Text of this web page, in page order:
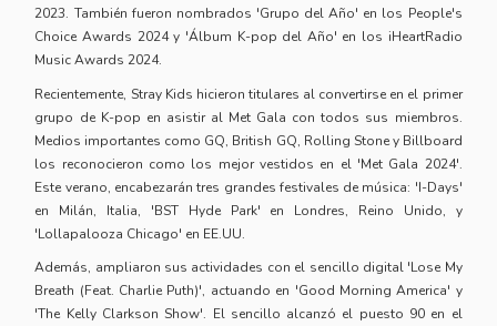
2023. También fueron nombrados 'Grupo del Año' en los People's
Choice Awards 2024 y 'Álbum K-pop del Año' en los iHeartRadio
Music Awards 2024.
Recientemente, Stray Kids hicieron titulares al convertirse en el primer
grupo de K-pop en asistir al Met Gala con todos sus miembros.
Medios importantes como GQ, British GQ, Rolling Stone y Billboard
los reconocieron como los mejor vestidos en el 'Met Gala 2024'.
Este verano, encabezarán tres grandes festivales de música: 'I-Days'
en Milán, Italia, 'BST Hyde Park' en Londres, Reino Unido, y
'Lollapalooza Chicago' en EE.UU.
Además, ampliaron sus actividades con el sencillo digital 'Lose My
Breath (Feat. Charlie Puth)', actuando en 'Good Morning America' y
'The Kelly Clarkson Show'. El sencillo alcanzó el puesto 90 en el